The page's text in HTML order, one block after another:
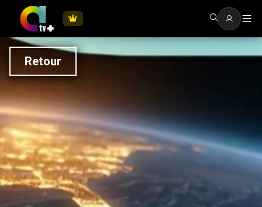
Retour